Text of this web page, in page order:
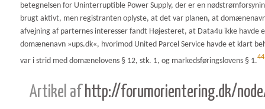
betegnelsen for Uninterruptible Power Supply, der er en
brugt aktivt, men registranten oplyste, at det var planen, at
afvejning af parternes interesser fandt Højesteret, at Data4u ikke
domænenavn »ups.dk«, hvorimod United Parcel Service havde et klart
var i strid med domænelovens § 12, stk. 1, og markedsføringslovens § 1.44
Artikel af http://forumorientering.dk/